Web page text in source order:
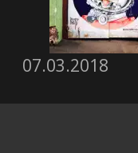
07.03.2018